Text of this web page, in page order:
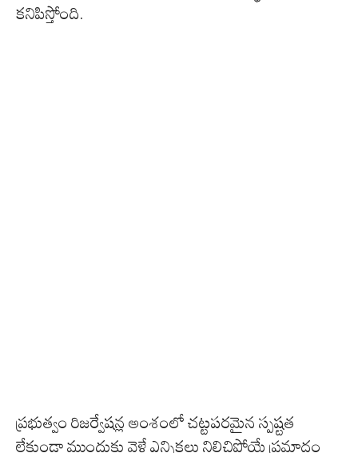
కనిపిస్తోంది.
ప్రభుత్వం రిజర్వేషన్ల అంశంలో చట్టపరమైన స్పష్టత
లేకుండా ముందుకు వెళ్తే ఎన్నికలు నిలిచిపోయే ప్రమాదం